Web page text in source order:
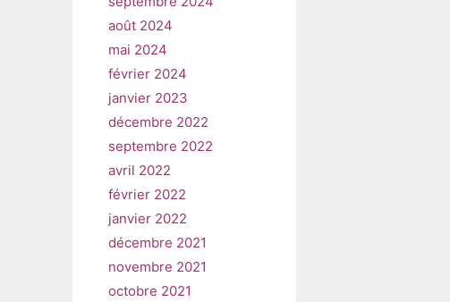
août 2024
mai 2024
février 2024
janvier 2023
décembre 2022
septembre 2022
avril 2022
février 2022
janvier 2022
décembre 2021
novembre 2021
octobre 2021